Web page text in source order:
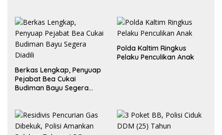
Berkas Lengkap, Penyuap
Pejabat Bea Cukai
Budiman Bayu Segera
Polda Kaltim Ringkus
Pelaku Penculikan Anak